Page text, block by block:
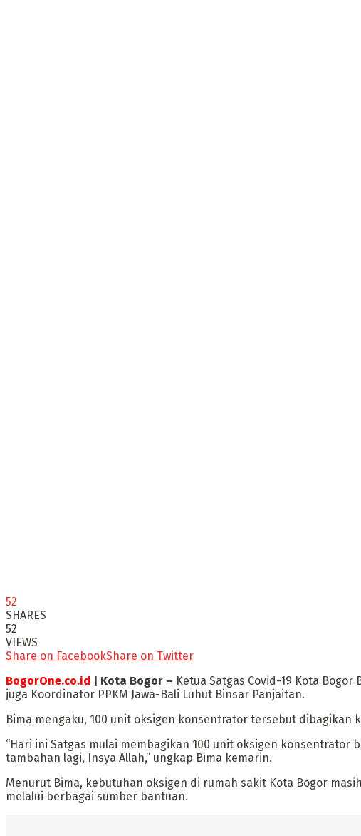
52
SHARES
52
VIEWS
Share on FacebookShare on Twitter
BogorOne.co.id | Kota Bogor – Ketua Satgas Covid-19 Kota
juga Koordinator PPKM Jawa-Bali Luhut Binsar Panjaitan.
Bima mengaku, 100 unit oksigen konsentrator tersebut
“Hari ini Satgas mulai membagikan 100 unit oksigen
tambahan lagi, Insya Allah,” ungkap Bima kemarin.
Menurut Bima, kebutuhan oksigen di rumah sakit Kota Bogor
melalui berbagai sumber bantuan.